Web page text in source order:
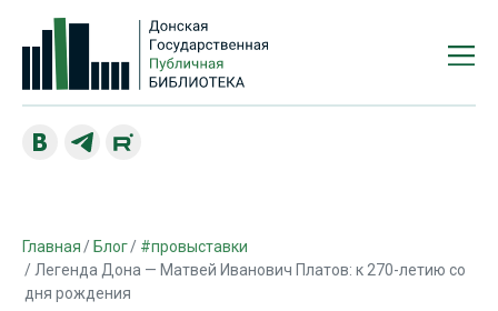
Главная Блог
#провыставки
Легенда Дона — Матвей Иванович Платов: к 270-летию со
дня рождения